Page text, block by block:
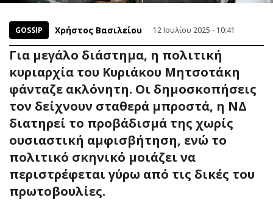
GOSSIP Χρήστος Βασιλείου 12 Ιουλίου 2025 - 10:41
Για μεγάλο διάστημα, η πολιτική
κυριαρχία του Κυριάκου Μητσοτάκη
φάνταζε ακλόνητη. Οι δημοσκοπήσεις
τον δείχνουν σταθερά μπροστά, η ΝΔ
διατηρεί το προβάδισμά της χωρίς
ουσιαστική αμφισβήτηση, ενώ το
πολιτικό σκηνικό μοιάζει να
περιστρέφεται γύρω από τις δικές του
πρωτοβουλίες.